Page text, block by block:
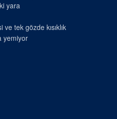
yara
tek gözde kısıklık
yemiyor